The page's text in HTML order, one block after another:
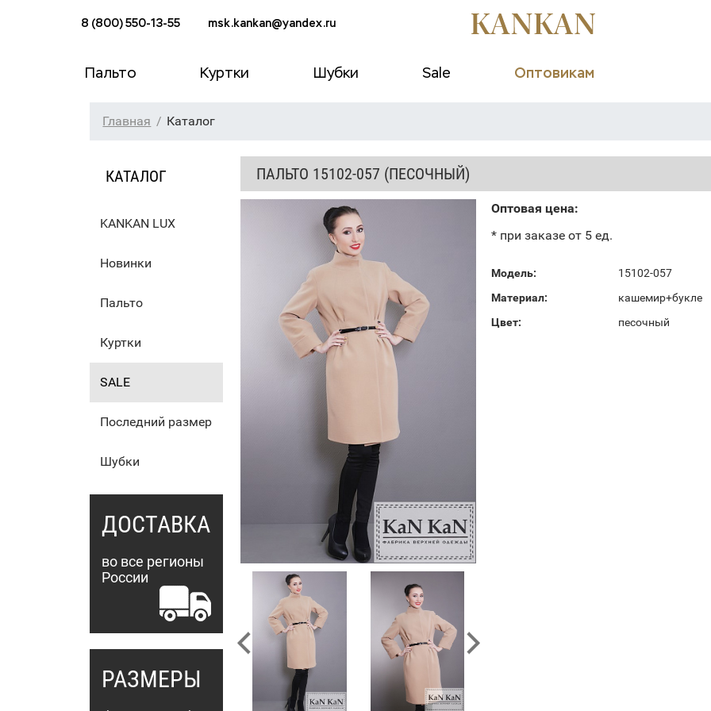
8 (800) 550-13-55 msk.kankan@yandex.ru
Пальто Куртки Шубки Sale Оптовикам
Главная Каталог
КАТАЛОГ
KANKAN LUX
Новинки
Пальто
Куртки
SALE
Последний размер
Шубки
ДОСТАВКА
во все регионы
России
РАЗМЕРЫ
ПАЛЬТО 15102-057 (ПЕСОЧНЫЙ)
Оптовая цена:
* при заказе от 5 ед.
Модель:
15102-057
Материал:
кашемир+букле
Цвет:
песочный